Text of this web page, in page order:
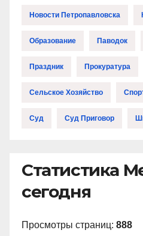
Новости Петропавловска
Образование Паводок
Праздник Прокуратура
Сельское Хозяйство
Суд Суд Приговор
Статистика
сегодня
Просмотры страниц: 888